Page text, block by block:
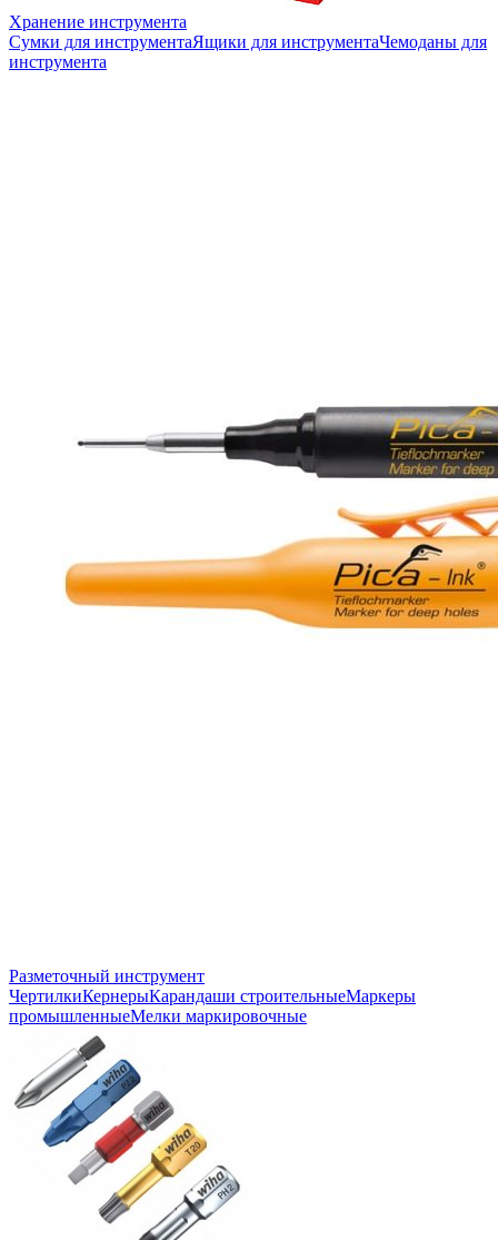
Хранение инструмента
Сумки для инструментаЯщики для инструментаЧемоданы для
инструмента
Разметочный инструмент
ЧертилкиКернерыКарандаши строительныеМаркеры
промышленныеМелки маркировочные